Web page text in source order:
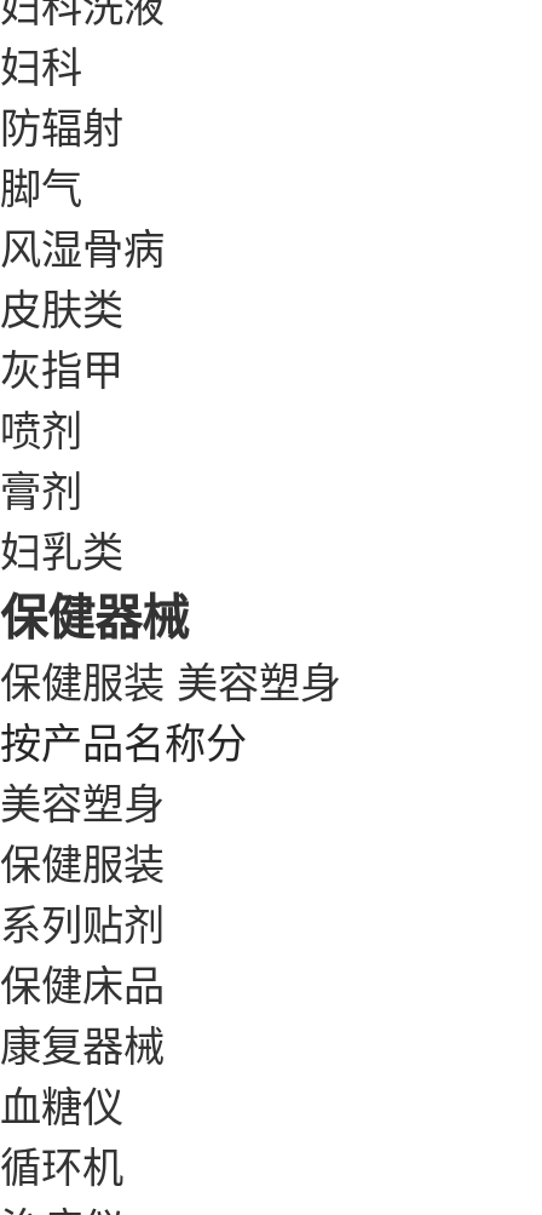
妇科
防辐射
脚气
风湿骨病
皮肤类
灰指甲
喷剂
膏剂
妇乳类
保健器械
保健服装 美容塑身
按产品名称分
美容塑身
保健服装
系列贴剂
保健床品
康复器械
血糖仪
循环机